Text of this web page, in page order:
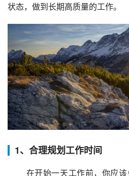
状态，做到长期高质量的工作。
1、合理规划工作时间